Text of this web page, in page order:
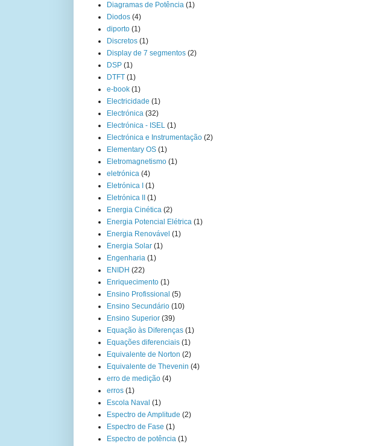
Diagramas de Potência (1)
Diodos (4)
diporto (1)
Discretos (1)
Display de 7 segmentos (2)
DSP (1)
DTFT (1)
e-book (1)
Electricidade (1)
Electrónica (32)
Electrónica - ISEL (1)
Electrónica e Instrumentação (2)
Elementary OS (1)
Eletromagnetismo (1)
eletrónica (4)
Eletrónica I
(1)
Eletrónica II
(1)
Energia Cinética (2)
Energia Potencial Elétrica (1)
Energia Renovável (1)
Energia Solar (1)
Engenharia (1)
ENIDH (22)
Enriquecimento (1)
Ensino Profissional (5)
Ensino Secundário (10)
Ensino Superior (39)
Equação às Diferenças (1)
Equações diferenciais (1)
Equivalente de Norton (2)
Equivalente de Thevenin (4)
erro de medição (4)
erros (1)
Escola Naval (1)
Espectro de Amplitude (2)
Espectro de Fase (1)
Espectro de potência (1)